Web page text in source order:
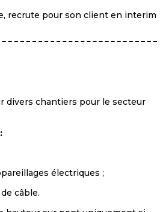
recrute pour son client en interim
divers chantiers pour le secteur
électriques ;
câble.